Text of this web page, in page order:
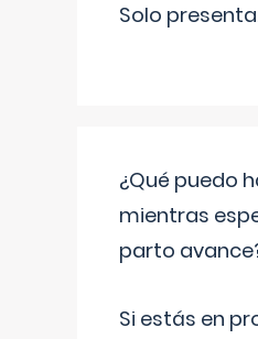
Solo presenta
¿Qué puedo
mientras
parto
Si estás en